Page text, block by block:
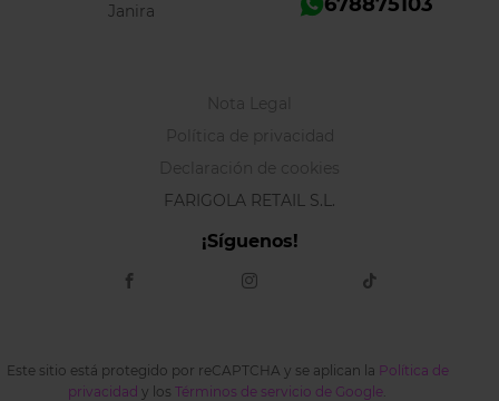
Janira
Nota Legal
Política de privacidad
Declaración de cookies
FARIGOLA RETAIL S.L.
¡Síguenos!
Este sitio está protegido por reCAPTCHA y se aplican la Política de
privacidad y los Términos de servicio de Google